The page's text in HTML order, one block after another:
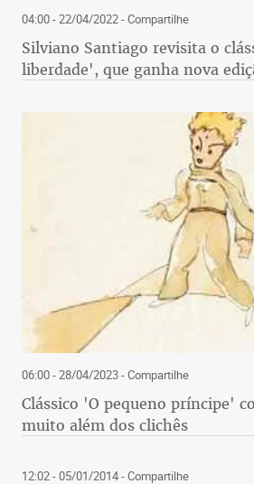
04:00 - 22/04/2022- Compartilhe
Silviano Santiago revisita o
liberdade', que ganha nova
06:00 - 28/04/2023- Compartilhe
Clássico 'O pequeno príncipe'
muito além dos clichês
12:02 - 05/01/2014- Compartilhe